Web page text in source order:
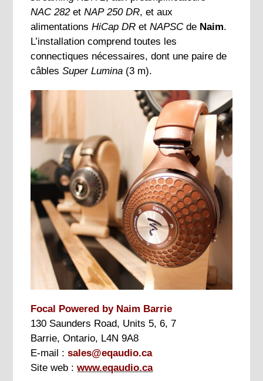
NAC 282etNAP 250 DR, et aux
alimentationsHiCap DR etNAPSCde Naim.
L’installation comprend toutes les
connectiques nécessaires, dont une paire de
câblesSuper Lumina (3 m).
Focal Powered by Naim Barrie
130 Saunders Road, Units 5, 6, 7
Barrie, Ontario, L4N 9A8
E-mail :sales@eqaudio.ca
Site web :www.eqaudio.ca